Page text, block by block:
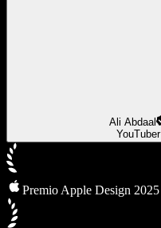
Ali Abdaal
YouTuber
Premio Apple Design 2025